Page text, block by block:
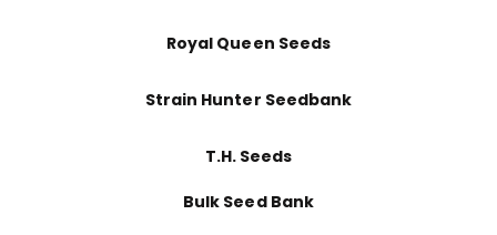
Royal Queen Seeds
Strain Hunter Seedbank
T.H. Seeds
Bulk Seed Bank